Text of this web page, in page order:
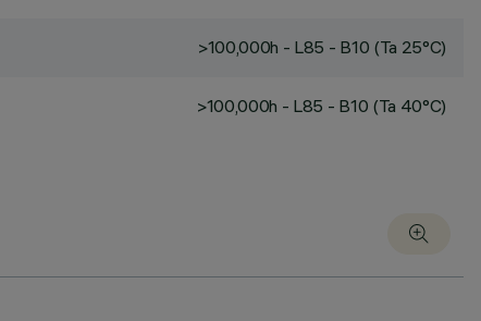
>100,000h - L85 - B10 (Ta 25°C)
>100,000h - L85 - B10 (Ta 40°C)